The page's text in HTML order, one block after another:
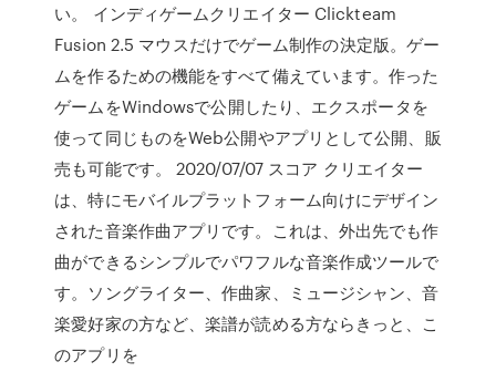
い。 インディゲームクリエイター Clickteam
Fusion 2.5 マウスだけでゲーム制作の決定版。ゲー
ムを作るための機能をすべて備えています。作った
ゲームをWindowsで公開したり、エクスポータを
使って同じものをWeb公開やアプリとして公開、販
売も可能です。 2020/07/07 スコア クリエイター
は、特にモバイルプラットフォーム向けにデザイン
された音楽作曲アプリです。これは、外出先でも作
曲ができるシンプルでパワフルな音楽作成ツールで
す。ソングライター、作曲家、ミュージシャン、音
楽愛好家の方など、楽譜が読める方ならきっと、こ
のアプリを